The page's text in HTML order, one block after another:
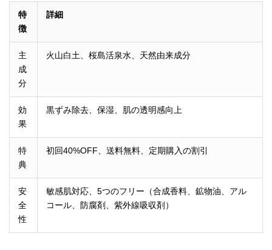
特
徴
詳細
主
成
分
火山白土、桜島活泉水、天然由来成分
効
果
黒ずみ除去、保湿、肌の透明感向上
特
典
初回40%OFF、送料無料、定期購入の割引
安
全
性
敏感肌対応、5つのフリー（合成香料、鉱物油、アル
コール、防腐剤、紫外線吸収剤）